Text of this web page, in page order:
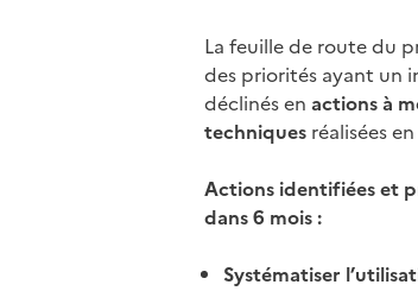
La feuille de route du
des priorités ayant un
déclinés en actions à
techniquesréalisées
Actions identifiées et
dans 6 mois :
Systématiser